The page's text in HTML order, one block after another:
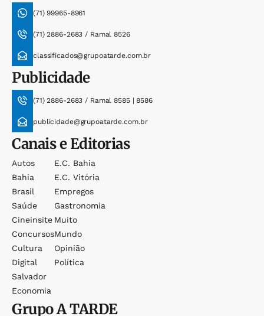
(71) 99965-8961
(71) 2886-2683 / Ramal 8526
classificados@grupoatarde.com.br
Publicidade
(71) 2886-2683 / Ramal 8585 | 8586
publicidade@grupoatarde.com.br
Canais e Editorias
Autos
Bahia
Brasil
Saúde
Cineinsite
Concursos
Cultura
Digital
Salvador
Economia
E.c. Bahia
E.c. Vitória
Empregos
Gastronomia
Muito
Mundo
Opinião
Política
GrupoA TARDE